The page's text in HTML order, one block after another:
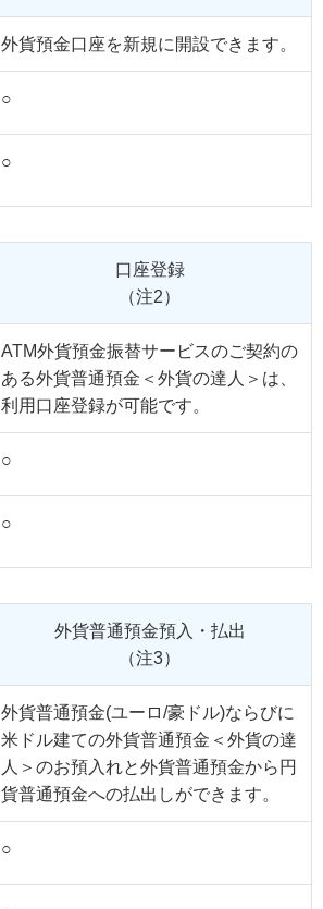
外貨預金口座を新規に開設できます。
○
○
口座登録
（注2）
ATM外貨預金振替サービスのご契約の
ある外貨普通預金＜外貨の達人＞は、
利用口座登録が可能です。
○
○
外貨普通預金預入・払出
（注3）
外貨普通預金(ユーロ/豪ドル)ならびに
米ドル建ての外貨普通預金＜外貨の達
人＞のお預入れと外貨普通預金から円
貨普通預金への払出しができます。
○